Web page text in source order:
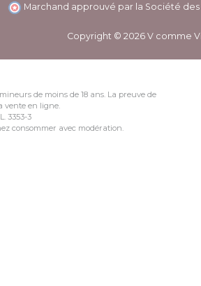
Marchand approuvé par la Société des
Copyright © 2026 V comme
de moins de 18 ans. La preuve de
vente en ligne.
3353-3
consommer avec modération.